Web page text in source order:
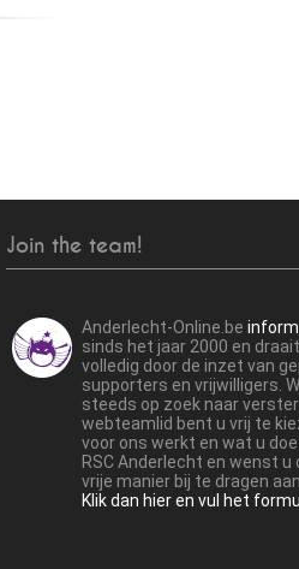
Join the team!
Anderlecht-Online.be
sinds het jaar 2000 en
volledig door de inzet van
supporters en vrijwilligers.
steeds op zoek naar
webteamlid bent u vrij te
voor ons werkt en wat u
RSC Anderlecht en wenst u
vrije manier bij te dragen
Klik dan hier en vul het